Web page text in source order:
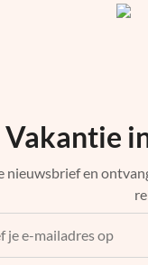
Vakantie
nieuwsbrief en